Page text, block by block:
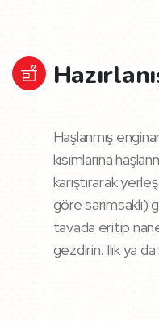
Haşlanmış
kısımlarına
karıştırarak
göre sarımsaklı)
tavada eritip
gezdirin. Ilık ya